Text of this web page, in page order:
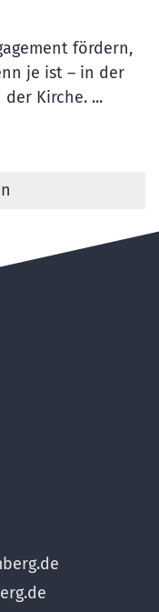
fördern,
je ist – in der
Kirche. ...